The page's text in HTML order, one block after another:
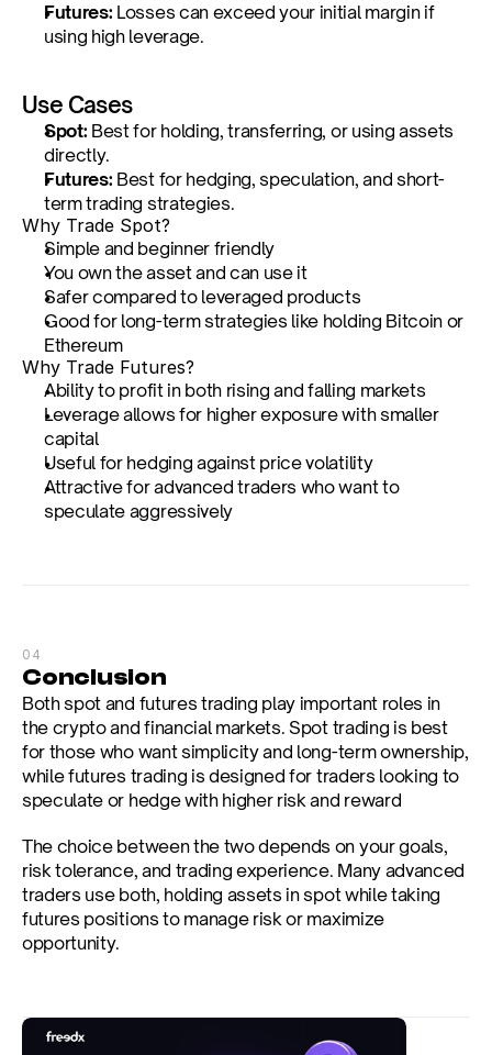
Futures: Losses can exceed your initial margin if
using high leverage.
Use Cases
Spot: Best for holding, transferring, or using assets
directly.
Futures: Best for hedging, speculation, and short-
term trading strategies.
Why Trade Spot?
Simple and beginner friendly
You own the asset and can use it
Safer compared to leveraged products
Good for long-term strategies like holding Bitcoin or
Ethereum
Why Trade Futures?
Ability to profit in both rising and falling markets
Leverage allows for higher exposure with smaller
capital
Useful for hedging against price volatility
Attractive for advanced traders who want to
speculate aggressively
04
Conclusion
Both spot and futures trading play important roles in
the crypto and financial markets. Spot trading is best
for those who want simplicity and long-term ownership,
while futures trading is designed for traders looking to
speculate or hedge with higher risk and reward
The choice between the two depends on your goals,
risk tolerance, and trading experience. Many advanced
traders use both, holding assets in spot while taking
futures positions to manage risk or maximize
opportunity.